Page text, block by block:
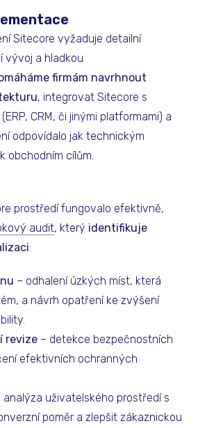
Sitecore vyžaduje detailní
vývoj a hladkou
firmám navrhnout
, integrovat Sitecore s
CRM, či jinými platformami) a
odpovídalo jak technickým
obchodním cílům.
prostředí fungovalo efektivně,
audit, který identifikuje
:
– odhalení úzkých míst, která
a návrh opatření ke zvýšení
revize – detekce bezpečnostních
efektivních ochranných
analýza uživatelského prostředí s
poměr a zlepšit zákaznickou